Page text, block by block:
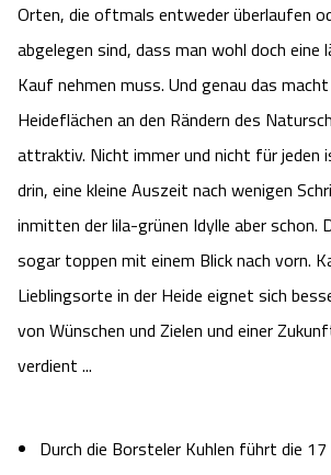
Orten, die oftmals entweder überlaufen
abgelegen sind, dass man wohl doch eine
Kauf nehmen muss. Und genau das
Heideflächen an den Rändern des
attraktiv. Nicht immer und nicht für jeden
drin, eine kleine Auszeit nach wenigen
inmitten der lila-grünen Idylle aber schon.
sogar toppen mit einem Blick nach vorn.
Lieblingsorte in der Heide eignet sich
von Wünschen und Zielen und einer
verdient ...
Durch die Borsteler Kuhlen führt die